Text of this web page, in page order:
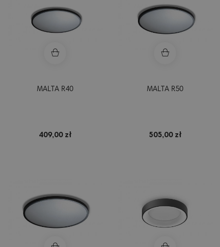
MALTA R40
409,00 zł
MALTA R50
505,00 zł